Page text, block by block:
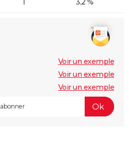
1 3,2 %
Voir un exemple
Voir un exemple
Voir un exemple